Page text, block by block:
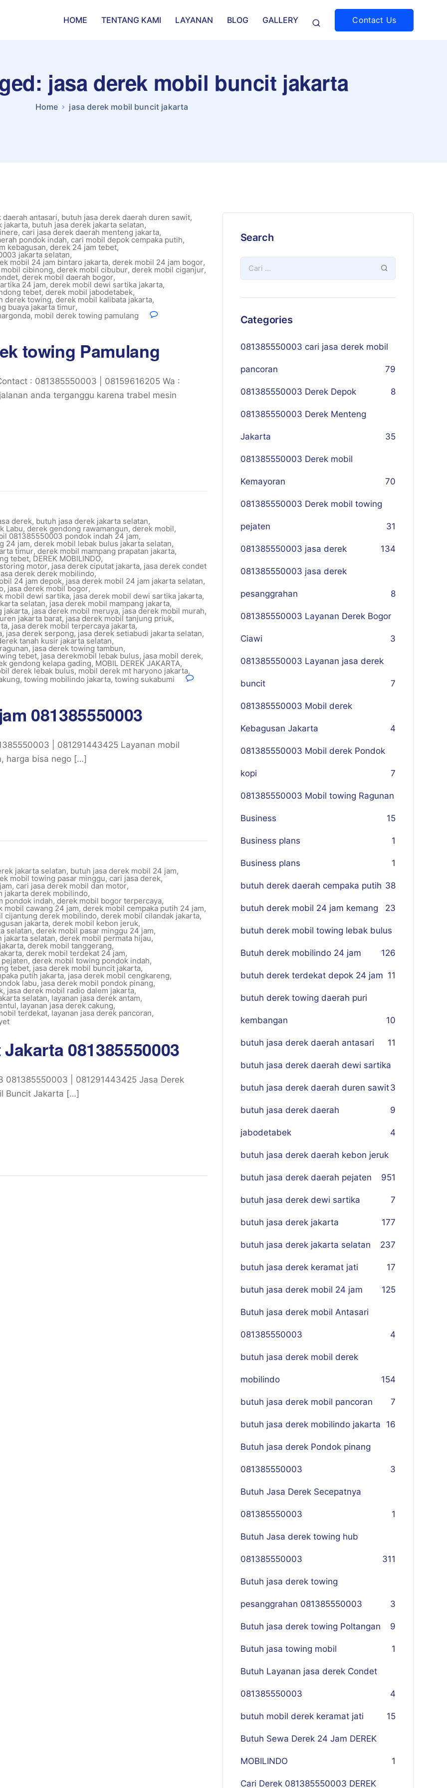
HOME TENTANG KAMI LAYANAN BLOG GALLERY Contact Us
jasa derek mobil buncit jakarta
Home jasa derek mobil buncit jakarta
antasari, butuh jasa derek daerah duren sawit,
jakarta, butuh jasa derek jakarta selatan,
, cari jasa derek daerah menteng jakarta,
pondok indah, cari mobil depok cempaka putih,
kebagusan, derek 24 jam tebet,
jakarta selatan,
mobil 24 jam bintaro jakarta, derek mobil 24 jam bogor,
cibinong, derek mobil cibubur, derek mobil ciganjur,
, derek mobil daerah bogor,
24 jam, derek mobil dewi sartika jakarta,
tebet, derek mobil jabodetabek,
derek towing, derek mobil kalibata jakarta,
buaya jakarta timur,
, mobil derek towing pamulang
towing Pamulang
: 081385550003 | 08159616205 Wa :
anda terganggu karena trabel mesin
derek, butuh jasa derek jakarta selatan,
Labu, derek gendong rawamangun, derek mobil,
081385550003 pondok indah 24 jam,
24 jam, derek mobil lebak bulus jakarta selatan,
timur, derek mobil mampang prapatan jakarta,
tebet, DEREK MOBILINDO,
motor, jasa derek ciputat jakarta, jasa derek condet
derek derek mobilindo,
24 jam depok, jasa derek mobil 24 jam jakarta selatan,
, jasa derek mobil bogor,
mobil dewi sartika, jasa derek mobil dewi sartika jakarta,
selatan, jasa derek mobil mampang jakarta,
jakarta, jasa derek mobil meruya, jasa derek mobil murah,
jakarta barat, jasa derek mobil tanjung priuk,
, jasa derek mobil terpercaya jakarta,
, jasa derek serpong, jasa derek setiabudi jakarta selatan,
tanah kusir jakarta selatan,
, jasa derek towing tambun,
tebet, jasa derekmobil lebak bulus, jasa mobil derek,
gendong kelapa gading, MOBIL DEREK JAKARTA,
derek lebak bulus, mobil derek mt haryono jakarta,
, towing mobilindo jakarta, towing sukabumi
081385550003
| 081291443425 Layanan mobil
harga bisa nego […]
jakarta selatan, butuh jasa derek mobil 24 jam,
mobil towing pasar minggu, cari jasa derek,
, cari jasa derek mobil dan motor,
jakarta derek mobilindo,
pondok indah, derek mobil bogor terpercaya,
mobil cawang 24 jam, derek mobil cempaka putih 24 jam,
cijantung derek mobilindo, derek mobil cilandak jakarta,
jakarta, derek mobil kebon jeruk,
selatan, derek mobil pasar minggu 24 jam,
jakarta selatan, derek mobil permata hijau,
, derek mobil tanggerang,
,derek mobil terdekat 24 jam,
, derek mobil towing pondok indah,
tebet, jasa derek mobil buncit jakarta,
putih jakarta, jasa derek mobil cengkareng,
labu,jasa derek mobil pondok pinang,
, jasa derek mobil radio dalem jakarta,
selatan, layanan jasa derek antam,
, layanan jasa derek cakung,
terdekat,layanan jasa derek pancoran,
081385550003
| 081291443425 Jasa Derek
Buncit Jakarta […]
Search
Categories
081385550003 cari jasa derek mobil
pancoran 79
081385550003 Derek Depok 8
081385550003 Derek Menteng
Jakarta 35
081385550003 Derek mobil
Kemayoran 70
081385550003 Derek mobil towing
pejaten 31
081385550003 jasa derek 134
081385550003 jasa derek
pesanggrahan 8
081385550003 Layanan Derek Bogor
Ciawi 3
081385550003 Layanan jasa derek
buncit 7
081385550003 Mobil derek
Kebagusan Jakarta 4
081385550003 Mobil derek Pondok
kopi 7
081385550003 Mobil towing Ragunan
5
Business 1
Business plans 1
Business plans 1
butuh derek daerah cempaka putih 38
butuh derek mobil 24 jam kemang 23
butuh derek mobil towing lebak bulus
26
Butuh derek mobilindo 24 jam 1
butuh derek terdekat depok 24 jam 11
butuh derek towing daerah puri
kembangan 10
butuh jasa derek daerah antasari 11
butuh jasa derek daerah dewi sartika
3
butuh jasa derek daerah duren sawit
9
butuh jasa derek daerah
jabodetabek 4
butuh jasa derek daerah kebon jeruk
51
butuh jasa derek daerah pejaten 9
butuh jasa derek dewi sartika 7
butuh jasa derek jakarta 177
butuh jasa derek jakarta selatan 237
butuh jasa derek keramat jati 17
butuh jasa derek mobil 24 jam 125
Butuh jasa derek mobil Antasari
081385550003 4
butuh jasa derek mobil derek
mobilindo 154
butuh jasa derek mobil pancoran 7
butuh jasa derek mobilindo jakarta 16
Butuh jasa derek Pondok pinang
081385550003 3
Butuh Jasa Derek Secepatnya
081385550003 1
Butuh Jasa derek towing hub
081385550003 311
Butuh jasa derek towing
pesanggrahan 081385550003 3
Butuh jasa derek towing Poltangan 9
Butuh jasa towing mobil 1
Butuh Layanan jasa derek Condet
081385550003 4
butuh mobil derek keramat jati 15
Butuh Sewa Derek 24 Jam DEREK
MOBILINDO 1
Cari Derek 081385550003 DEREK